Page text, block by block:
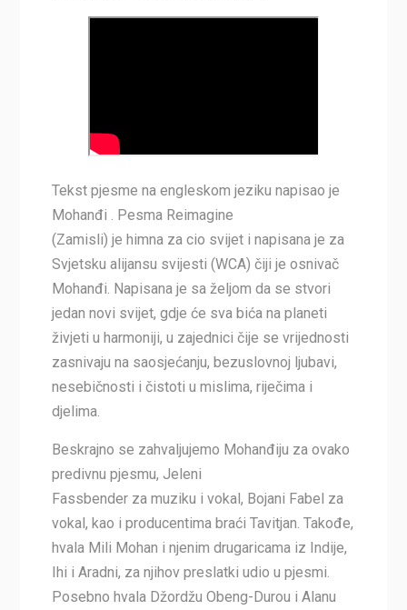
Tekst pjesme na engleskom jeziku napisao je
Mohanđi . Pesma Reimagine
(Zamisli) je himna za cio svijet i napisana je za
Svjetsku alijansu svijesti (WCA) čiji je osnivač
Mohanđi. Napisana je sa željom da se stvori
jedan novi svijet, gdje će sva bića na planeti
živjeti u harmoniji, u zajednici čije se vrijednosti
zasnivaju na saosjećanju, bezuslovnoj ljubavi,
nesebičnosti i čistoti u mislima, riječima i
djelima.
Beskrajno se zahvaljujemo Mohanđiju za ovako
predivnu pjesmu, Jeleni
Fassbender za muziku i vokal, Bojani Fabel za
vokal, kao i producentima braći Tavitjan. Takođe,
hvala Mili Mohan i njenim drugaricama iz Indije,
Ihi i Aradni, za njihov preslatki udio u pjesmi.
Posebno hvala Džordžu Obeng-Durou i Alanu